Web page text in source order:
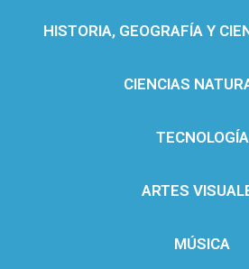
HISTORIA, GEOGRAFÍA Y
CIENCIAS
TECNOLOGÍA
ARTES
MÚSICA